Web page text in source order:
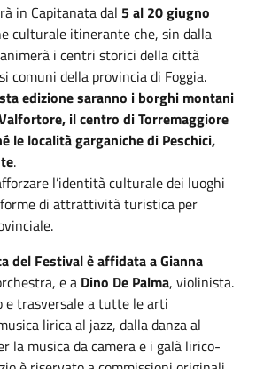
in Capitanata dal 5 al 20 giugno
culturale itinerante che, sin dalla
i centri storici della città
comuni della provincia di Foggia.
edizione saranno i borghi montani
il centro di Torremaggiore
le località garganiche di Peschici,
.
l’identità culturale dei luoghi
di attrattività turistica per
del Festival è affidata a Gianna
e a Dino De Palma, violinista.
e trasversale a tutte le arti
lirica al jazz, dalla danza al
la musica da camera e i galà lirico-